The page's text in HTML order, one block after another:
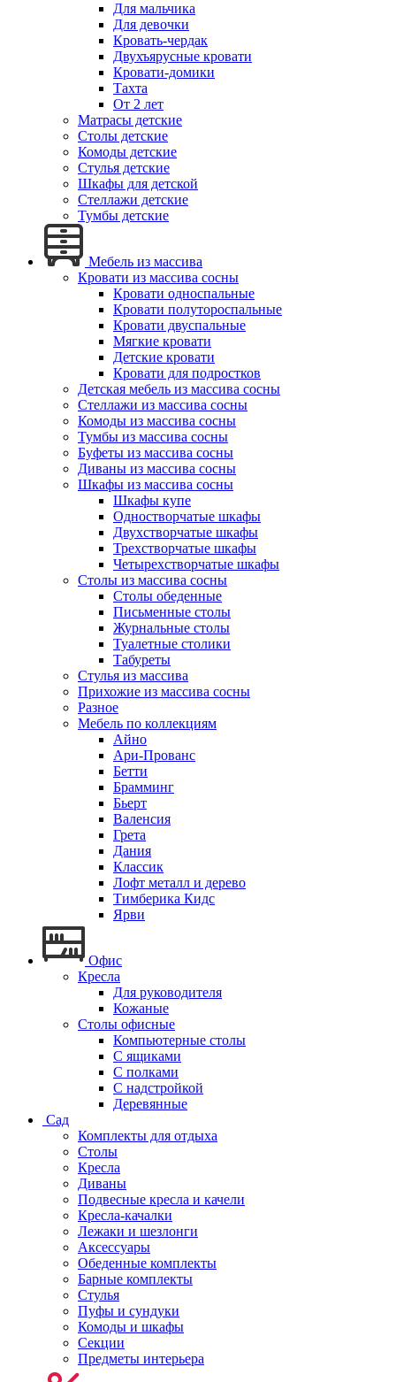
Для мальчика
Для девочки
Кровать-чердак
Двухъярусные кровати
Кровати-домики
Тахта
От 2 лет
Матрасы детские
Столы детские
Комоды детские
Стулья детские
Шкафы для детской
Стеллажи детские
Тумбы детские
Мебель из массива
Кровати из массива сосны
Кровати односпальные
Кровати полутороспальные
Кровати двуспальные
Мягкие кровати
Детские кровати
Кровати для подростков
Детская мебель из массива сосны
Стеллажи из массива сосны
Комоды из массива сосны
Тумбы из массива сосны
Буфеты из массива сосны
Диваны из массива сосны
Шкафы из массива сосны
Шкафы купе
Одностворчатые шкафы
Двухстворчатые шкафы
Трехстворчатые шкафы
Четырехстворчатые шкафы
Столы из массива сосны
Столы обеденные
Письменные столы
Журнальные столы
Туалетные столики
Табуреты
Стулья из массива
Прихожие из массива сосны
Разное
Мебель по коллекциям
Айно
Ари-Прованс
Бетти
Брамминг
Бьерт
Валенсия
Грета
Дания
Классик
Лофт металл и дерево
Тимберика Кидс
Ярви
Офис
Кресла
Для руководителя
Кожаные
Столы офисные
Компьютерные столы
С ящиками
С полками
С надстройкой
Деревянные
Сад
Комплекты для отдыха
Столы
Кресла
Диваны
Подвесные кресла и качели
Кресла-качалки
Лежаки и шезлонги
Аксессуары
Обеденные комплекты
Барные комплекты
Стулья
Пуфы и сундуки
Комоды и шкафы
Секции
Предметы интерьера